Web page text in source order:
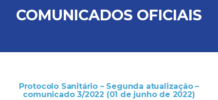
COMUNICADOS OFICIAIS
Protocolo Sanitário – Segunda atualização –
comunicado 3/2022 (01 de junho de 2022)